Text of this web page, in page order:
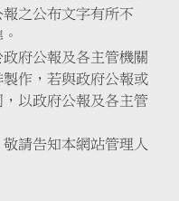
之公布文字有所不
府公報及各主管機關
作，若與政府公報或
以政府公報及各主管
請告知本網站管理人